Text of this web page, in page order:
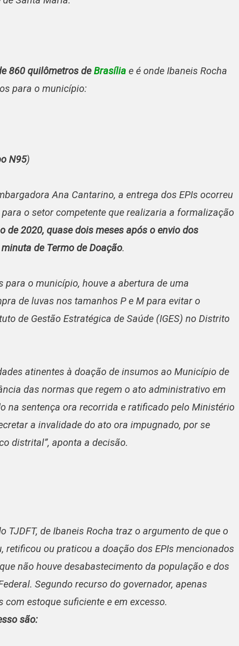
860 quilômetros deBrasília e é onde Ibaneis Rocha
para o município:
N95)
Ana Cantarino, a entrega dos EPIs ocorreu
o setor competente que realizaria a formalização
de 2020, quase dois meses após o envio dos
de Termo de Doação.
para o município, houve a abertura de uma
de luvas nos tamanhos P e M para evitar o
de Gestão Estratégica de Saúde (IGES) no Distrito
atinentes à doação de insumos ao Município de
das normas que regem o ato administrativo em
na sentença ora recorrida e ratificado pelo Ministério
a invalidade do ato ora impugnado, por se
distrital”, aponta a decisão.
TJDFT, de Ibaneis Rocha traz o argumento de que o
retificou ou praticou a doação dos EPIs mencionados
não houve desabastecimento da população e dos
Segundo recurso do governador, apenas
estoque suficiente e em excesso.
são: